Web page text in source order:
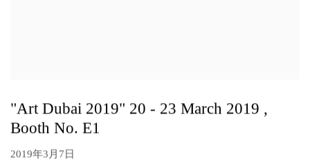
"Art Dubai 2019" 20 - 23 March 2019 ,
Booth No. E1
2019年3月7日